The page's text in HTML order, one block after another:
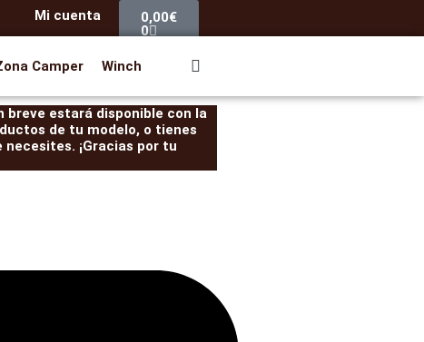
Mi cuenta 0,00€
0
Carrito
Camper Winch
breve estará disponible con la
de tu modelo, o tienes
¡Gracias por tu